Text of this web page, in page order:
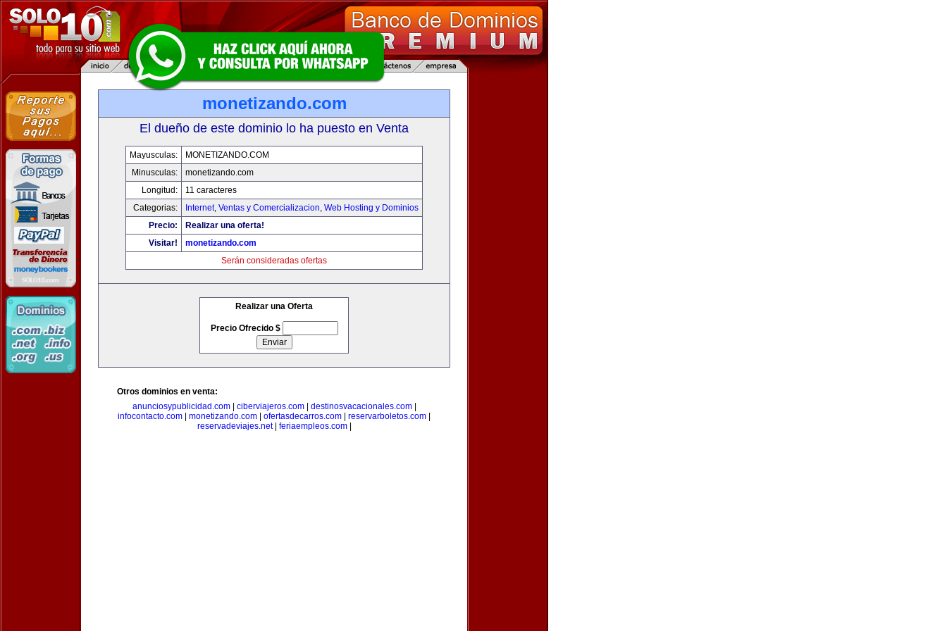
monetizando.com
El dueño de este dominio lo ha puesto en Venta
Mayusculas:
MONETIZANDO.COM
Minusculas:
monetizando.com
Longitud:
11 caracteres
Categorias:
Internet, Ventas y Comercializacion, Web Hosting y Dominios
Precio:
Realizar una oferta!
Visitar!
monetizando.com
Serán consideradas ofertas
Realizar una Oferta
Precio Ofrecido $
Otros dominios en venta:
anunciosypublicidad.com| ciberviajeros.com| destinosvacacionales.com|
infocontacto.com
monetizando.com ofertasdecarros.com reservarboletos.com
reservadeviajes.net| feriaempleos.com|